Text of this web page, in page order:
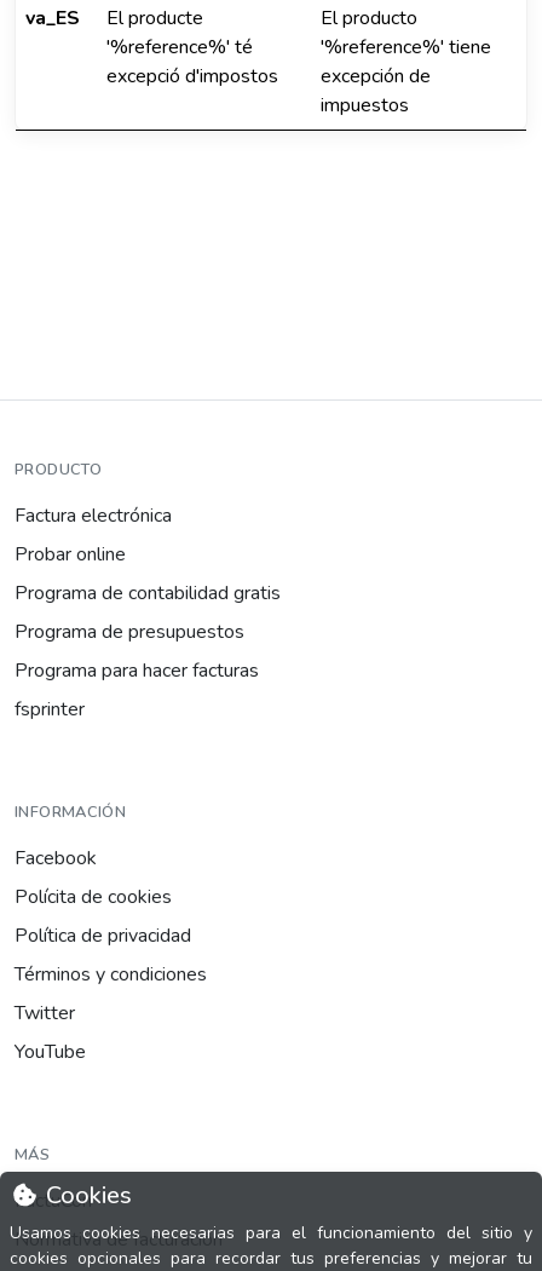
va_ES
El producte
'%reference%' té
excepció d'impostos
El producto
'%reference%' tiene
excepción de
impuestos
Cookies
Usamos cookies necesarias para el funcionamiento del sitio y
cookies opcionales para recordar tus preferencias y mejorar tu
PRODUCTO
Factura electrónica
Probar online
Programa de contabilidad gratis
Programa de presupuestos
Programa para hacer facturas
fsprinter
INFORMACIÓN
Facebook
Polícita de cookies
Política de privacidad
Términos y condiciones
Twitter
YouTube
MÁS
FactuCon
Normativa de facturación